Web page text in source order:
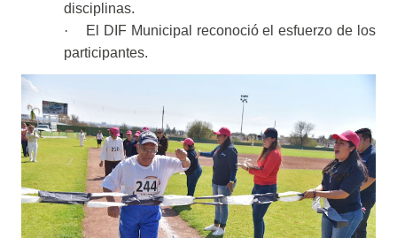
disciplinas.
·
El DIF Municipal reconoció el esfuerzo de los
participantes.